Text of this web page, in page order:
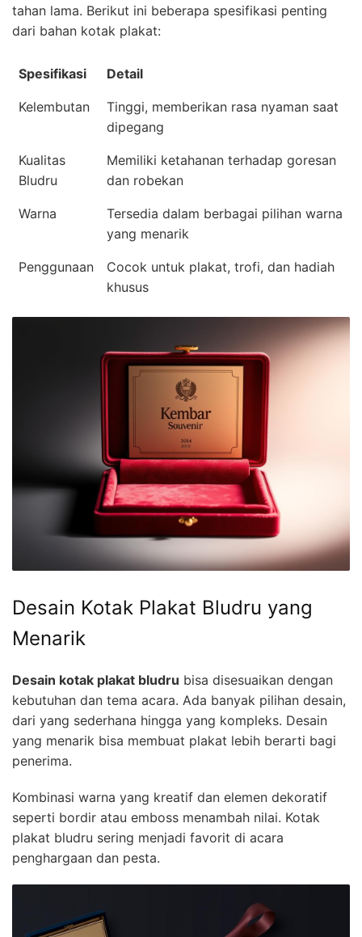
tahan lama. Berikut ini beberapa spesifikasi penting
dari bahan kotak plakat:
Spesifikasi Detail
Kelembutan
Tinggi, memberikan rasa nyaman saat
dipegang
Kualitas
Bludru
Memiliki ketahanan terhadap goresan
dan robekan
Warna
Tersedia dalam berbagai pilihan warna
yang menarik
Penggunaan
Cocok untuk plakat, trofi, dan hadiah
khusus
Desain Kotak Plakat Bludru yang
Menarik
Desain kotak plakat bludru bisa disesuaikan dengan
kebutuhan dan tema acara. Ada banyak pilihan desain,
dari yang sederhana hingga yang kompleks. Desain
yang menarik bisa membuat plakat lebih berarti bagi
penerima.
Kombinasi warna yang kreatif dan elemen dekoratif
seperti bordir atau emboss menambah nilai. Kotak
plakat bludru sering menjadi favorit di acara
penghargaan dan pesta.